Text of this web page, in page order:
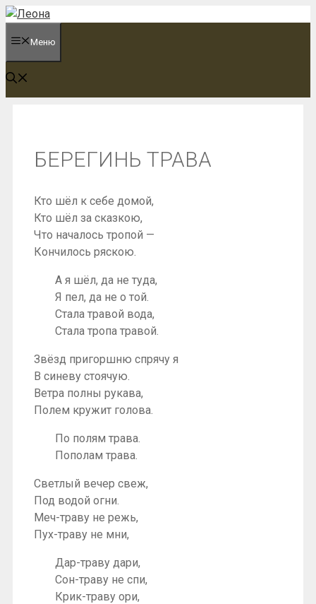
Перейти
содержимому
Меню
БЕРЕГИНЬ ТРАВА
Кто шёл к себе домой,
Кто шёл за сказкою,
Что началось тропой —
Кончилось ряскою.
А я шёл, да не туда,
Я пел, да не о той.
Стала травой вода,
Стала тропа травой.
Звёзд пригоршню спрячу я
В синеву стоячую.
Ветра полны рукава,
Полем кружит голова.
По полям трава.
Пополам трава.
Светлый вечер свеж,
Под водой огни.
Меч-траву не режь,
Пух-траву не мни,
Дар-траву дари,
Сон-траву не спи,
Крик-траву ори,